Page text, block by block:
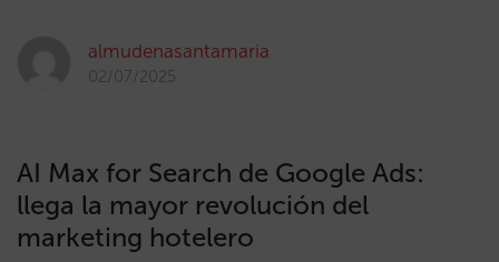
almudenasantamaria
02/07/2025
AI Max for Search de Google Ads:
llega la mayor revolución del
marketing hotelero